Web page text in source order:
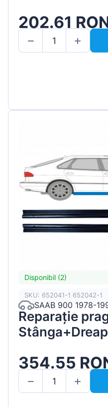
202.61
Disponibil (2)
SKU: 652041-1 652042-1
SAAB 900 1978-
Reparație
354.55